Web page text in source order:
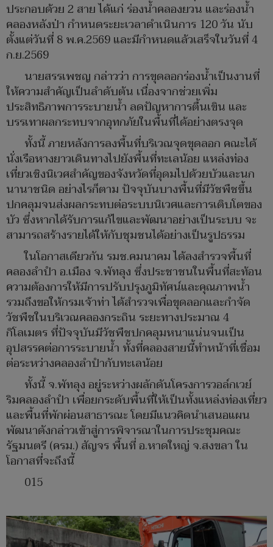
ประกอบด้วย 2 สาย ได้แก่ ร่องน้ำคลองยวน และร่องน้ำ
คลองหลังป่า กำหนดระยะเวลาดำเนินการ 120 วัน นับ
ตั้งแต่วันที่ 8 พ.ค.2569 และมีกำหนดแล้วเสร็จในวันที่ 4
ก.ย.2569
นายสรรเพชญ กล่าวว่า การขุดลอกร่องน้ำเป็นงานที่
ให้ความสำคัญเป็นลำดับต้น เนื่องจากช่วยเพิ่ม
ประสิทธิภาพการระบายน้ำ ลดปัญหาการตื้นเขิน และ
บรรเทาผลกระทบจากอุทกภัยในพื้นที่ได้อย่างตรงจุด
ทั้งนี้ ภายหลังการลงพื้นที่บริเวณจุดขุดลอก คณะได้
นั่งเรือหางยาวเดินทางไปยังพื้นที่ทะเลน้อย แหล่งท่อง
เที่ยวเชิงนิเวศสำคัญของจังหวัดที่อุดมไปด้วยบัวและนก
นานาชนิด อย่างไรก็ตาม ปัจจุบันบางพื้นที่มีวัชพืชขึ้น
ปกคลุมจนส่งผลกระทบต่อระบบนิเวศและการเติบโตของ
บัว ซึ่งหากได้รับการแก้ไขและพัฒนาอย่างเป็นระบบ จะ
สามารถสร้างรายได้ให้กับชุมชนได้อย่างเป็นรูปธรรม
ในโอกาสเดียวกัน รมช.คมนาคม ได้ลงสำรวจพื้นที่
คลองลำปำ อ.เมือง จ.พัทลุง ซึ่งประชาชนในพื้นที่สะท้อน
ความต้องการให้มีการปรับปรุงภูมิทัศน์และคุณภาพน้ำ
รวมถึงขอให้กรมเจ้าท่า ได้สำรวจเพื่อขุดลอกและกำจัด
วัชพืชในบริเวณคลองกระถิน ระยะทางประมาณ 4
กิโลเมตร ที่ปัจจุบันมีวัชพืชปกคลุมหนาแน่นจนเป็น
อุปสรรคต่อการระบายน้ำ ทั้งที่คลองสายนี้ทำหน้าที่เชื่อม
ต่อระหว่างคลองลำปำกับทะเลน้อย
ทั้งนี้ จ.พัทลุง อยู่ระหว่างผลักดันโครงการวอล์กเวย์
ริมคลองลำปำ เพื่อยกระดับพื้นที่ให้เป็นทั้งแหล่งท่องเที่ยว
และพื้นที่พักผ่อนสาธารณะ โดยมีแนวคิดนำเสนอแผน
พัฒนาดังกล่าวเข้าสู่การพิจารณาในการประชุมคณะ
รัฐมนตรี (ครม.) สัญจร พื้นที่ อ.หาดใหญ่ จ.สงขลา ใน
โอกาสที่จะถึงนี้​​​​​​​​​​​​​​​​
015